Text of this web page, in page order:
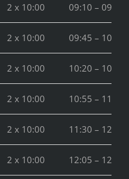
2 x 10:00 09:10 – 09:40
2 x 10:00 09:45 – 10:15
2 x 10:00 10:20 – 10:50
2 x 10:00 10:55 – 11:25
2 x 10:00 11:30 – 12:00
2 x 10:00 12:05 – 12:35